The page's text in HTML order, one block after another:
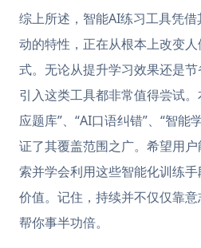
综上所述，智能AI练习工具凭
动的特性，正在从根本上改变
式。无论从提升学习效果还是节
引入这类工具都非常值得尝试
应题库”、“AI口语纠错”、“智能
证了其覆盖范围之广。希望用
索并学会利用这些智能化训练
价值。记住，持续并不仅仅靠
帮你事半功倍。